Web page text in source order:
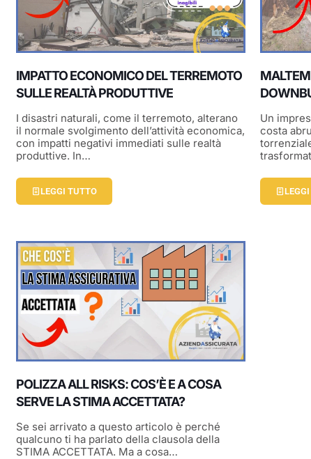
IMPATTO ECONOMICO DEL TERREMOTO
SULLE REALTÀ PRODUTTIVE
I disastri naturali, come il terremoto, alterano
il normale svolgimento dell’attività economica,
con impatti negativi immediati sulle realtà
produttive. In…
LEGGI TUTTO
Un
costa
POLIZZA ALL RISKS: COS’È E A COSA
SERVE LA STIMA ACCETTATA?
Se sei arrivato a questo articolo è perché
qualcuno ti ha parlato della clausola della
STIMA ACCETTATA. Ma a cosa…